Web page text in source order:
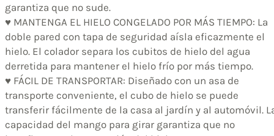
garantiza que no sude.
♥ MANTENGA EL HIELO CONGELADO POR MÁS TIEMPO: La
doble pared con tapa de seguridad aísla eficazmente el
hielo. El colador separa los cubitos de hielo del agua
derretida para mantener el hielo frío por más tiempo.
♥ FÁCIL DE TRANSPORTAR: Diseñado con un asa de
transporte conveniente, el cubo de hielo se puede
transferir fácilmente de la casa al jardín y al automóvil.
capacidad del mango para girar garantiza que no